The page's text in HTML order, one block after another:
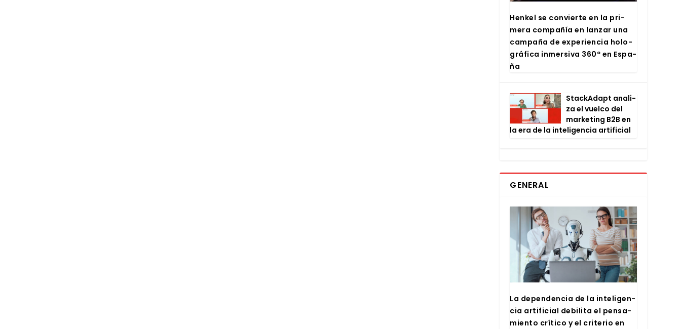
Hen­kel se con­vier­te en la pri­
me­ra com­pa­ñía en lan­zar una
cam­pa­ña de expe­rien­cia holo­
grá­fi­ca inmer­si­va 360º en Espa­
ña
Stac­kA­dapt ana­li­
za el vuel­co del
mar­ke­ting B2B en
la era de la inte­li­gen­cia arti­fi­cial
GENERAL
La depen­den­cia de la inte­li­gen­
cia arti­fi­cial debi­li­ta el pen­sa­
mien­to crí­ti­co y el cri­te­rio en